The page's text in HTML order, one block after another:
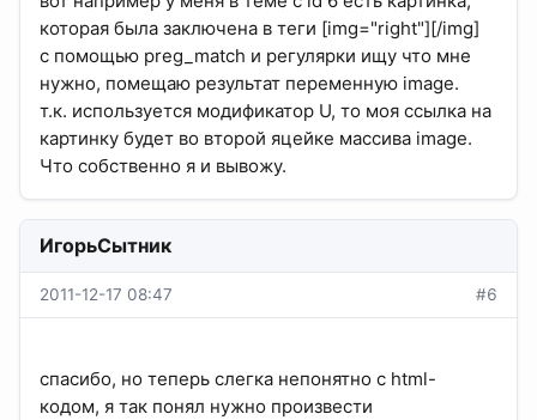
которая была заключена в теги [img="right"][/img]
с помощью preg_match и регулярки ищу что мне
нужно, помещаю результат переменную image.
т.к. используется модификатор U, то моя ссылка на
картинку будет во второй яцейке массива image.
Что собственно я и вывожу.
ИгорьСытник
2011-12-17 08:47 #6
спасибо, но теперь слегка непонятно с html-
кодом, я так понял нужно произвести